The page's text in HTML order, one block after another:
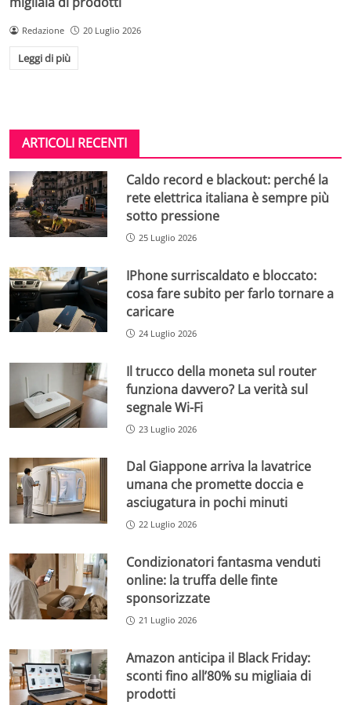
Redazione 20 Luglio 2026
Leggi di più
ARTICOLI RECENTI
Caldo record e blackout: perché la
rete elettrica italiana è sempre più
sotto pressione
25 Luglio 2026
IPhone surriscaldato e bloccato:
cosa fare subito per farlo tornare a
caricare
24 Luglio 2026
Il trucco della moneta sul router
funziona davvero? La verità sul
segnale Wi-Fi
23 Luglio 2026
Dal Giappone arriva la lavatrice
umana che promette doccia e
asciugatura in pochi minuti
22 Luglio 2026
Condizionatori fantasma venduti
online: la truffa delle finte
sponsorizzate
21 Luglio 2026
Amazon anticipa il Black Friday:
sconti fino all’80% su migliaia di
prodotti